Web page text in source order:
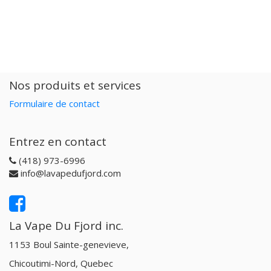
Nos produits et services
Formulaire de contact
Entrez en contact
(418) 973-6996
info@lavapedufjord.com
La Vape Du Fjord inc.
1153 Boul Sainte-genevieve,
Chicoutimi-Nord, Quebec